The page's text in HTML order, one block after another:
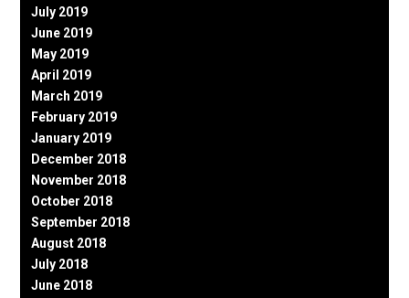
July 2019
June 2019
May 2019
April 2019
March 2019
February 2019
January 2019
December 2018
November 2018
October 2018
September 2018
August 2018
July 2018
June 2018